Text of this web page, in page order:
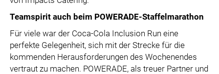
Teamspirit auch beim POWERADE-Staffelmarathon
Für viele war der Coca-Cola Inclusion Run eine
perfekte Gelegenheit, sich mit der Strecke für die
kommenden Herausforderungen des Wochenendes
vertraut zu machen. POWERADE, als treuer Partner und